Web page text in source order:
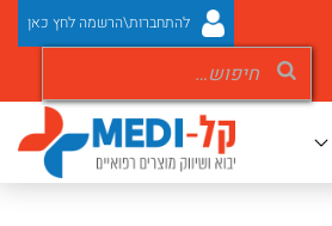
להתחברות\הרשמה לחץ כאן